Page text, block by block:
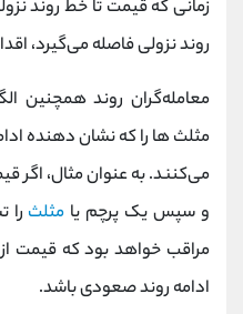
زمانی که قیمت تا خط روند
روند نزولی فاصله می‌گیرد،
معامله‌گران روند همچنین
مثلث‌ ها را که نشان دهنده
می‌کنند. به عنوان مثال، اگر
و سپس یک پرچم یا مثلث
مراقب خواهد بود که قیمت
ادامه روند صعودی باشد.